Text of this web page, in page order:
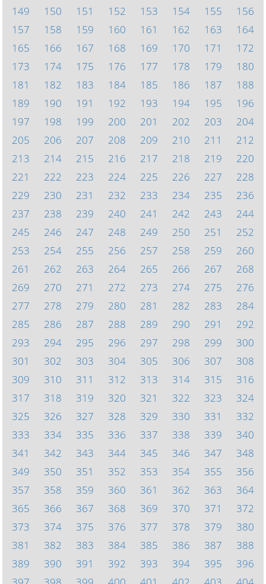
149
150 151 152 153 154 155
156
157
158 159 160 161 162 163
164
165
166 167 168 169 170 171
172
173
174 175 176 177 178 179
180
181
182 183 184 185 186 187
188
189
190 191 192 193 194 195
196
197
198 199 200 201 202 203
204
205
206 207 208 209 210 211
212
213
214 215 216 217 218 219
220
221
222 223 224 225 226 227
228
229
230 231 232 233 234 235
236
237
238 239 240 241 242 243
244
245
246 247 248 249 250 251
252
253
254 255 256 257 258 259
260
261
262 263 264 265 266 267
268
269
270 271 272 273 274 275
276
277
278 279 280 281 282 283
284
285
286 287 288 289 290 291
292
293
294 295 296 297 298 299
300
301
302 303 304 305 306 307
308
309
310 311 312 313 314 315
316
317
318 319 320 321 322 323
324
325
326 327 328 329 330 331
332
333
334 335 336 337 338 339
340
341
342 343 344 345 346 347
348
349
350 351 352 353 354 355
356
357
358 359 360 361 362 363
364
365
366 367 368 369 370 371
372
373
374 375 376 377 378 379
380
381
382 383 384 385 386 387
388
389
390 391 392 393 394 395
396